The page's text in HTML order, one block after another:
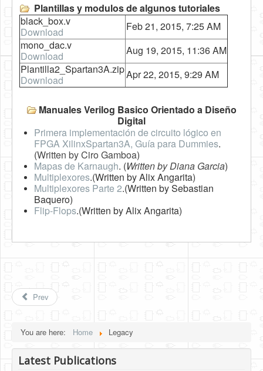
Plantillas y modulos de algunos tutoriales
black_box.v
Download
Feb 21, 2015, 7:25 AM
mono_dac.v
Download
Aug 19, 2015, 11:36 AM
Plantilla2_Spartan3A.zip
Download
Apr 22, 2015, 9:29 AM
Manuales Verilog Basico Orientado a Diseño
Digital
Primera implementación de circuito lógico en
FPGA XilinxSpartan3A, Guía para Dummies.
(Written by Ciro Gamboa)
Mapas de Karnaugh. (Written by Diana Garcia)
Multiplexores.(Written by Alix Angarita)
Multiplexores Parte 2.(Written by Sebastian
Baquero)
Flip-Flops.(Written by Alix Angarita)
Prev
You are here: Home Legacy
Latest Publications